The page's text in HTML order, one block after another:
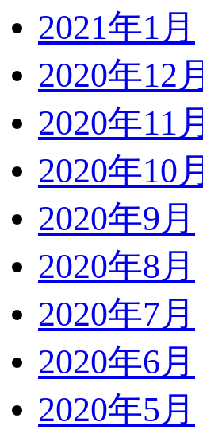
2021年1月
2020年12月
2020年11月
2020年10月
2020年9月
2020年8月
2020年7月
2020年6月
2020年5月